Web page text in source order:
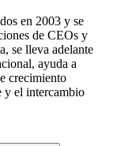
en 2003 y se
de CEOs y
se lleva adelante
ayuda a
crecimiento
y el intercambio